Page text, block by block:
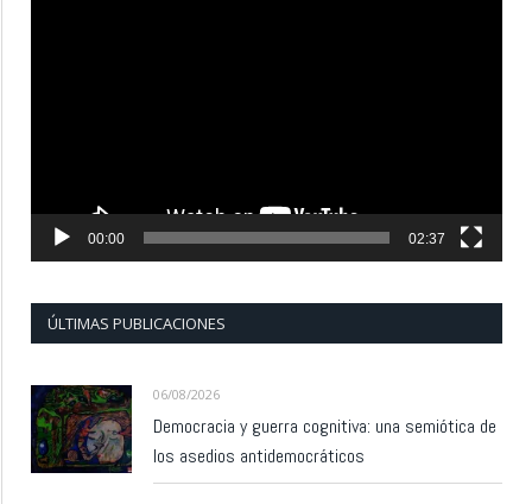
00:00 02:37
ÚLTIMAS PUBLICACIONES
06/08/2026
Democracia y guerra cognitiva: una semiótica de
los asedios antidemocráticos